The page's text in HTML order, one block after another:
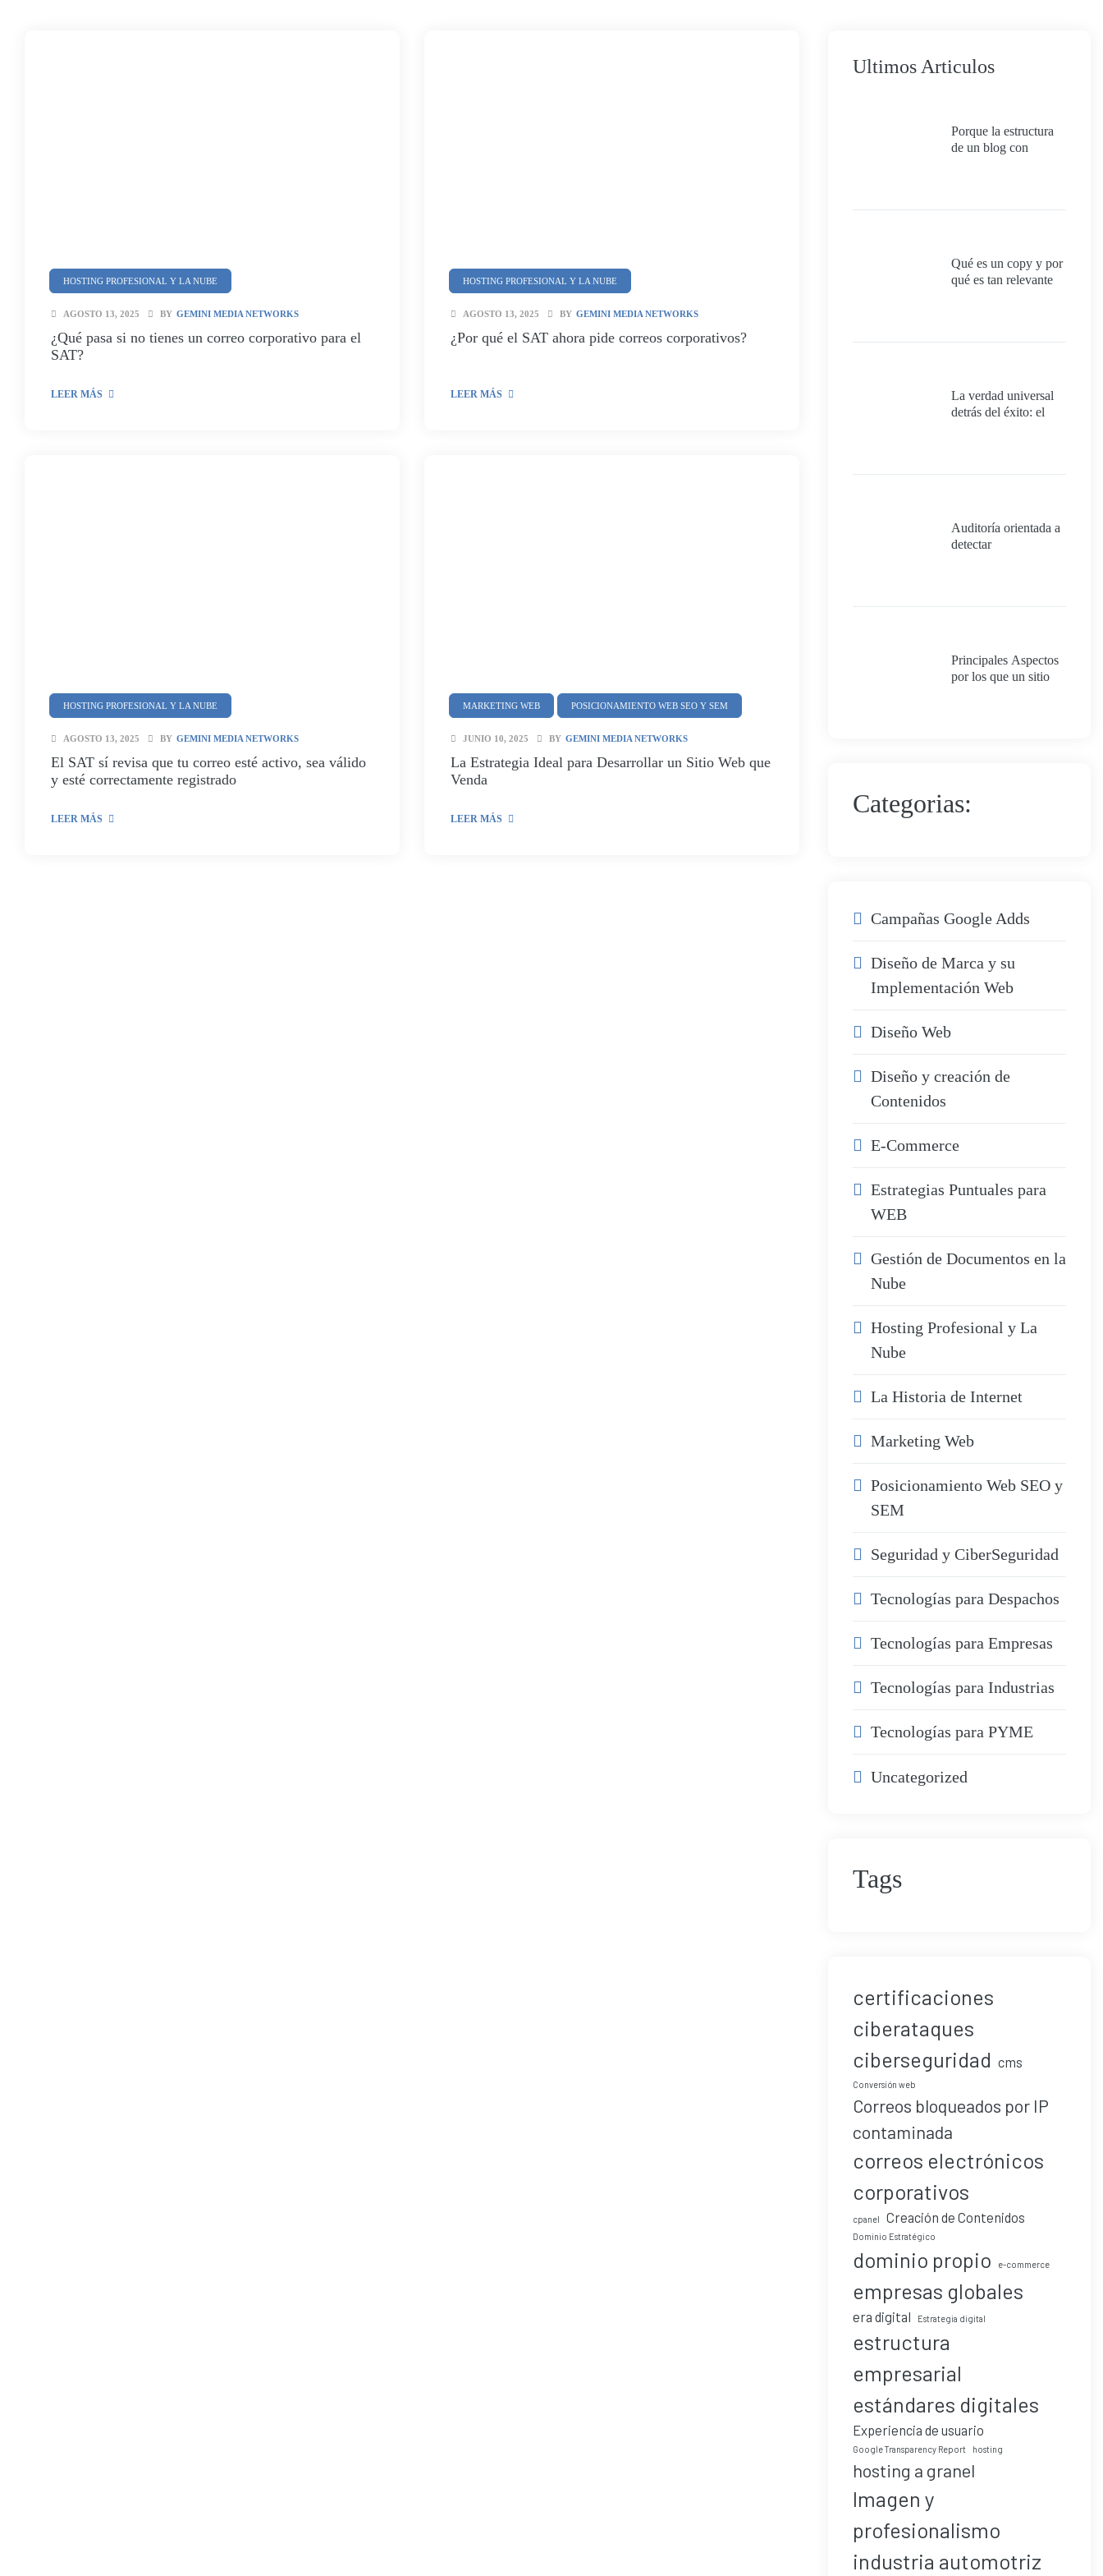
HOSTING PROFESIONAL Y LA NUBE
¿Qué pasa si no tienes un correo corporativo para el
SAT?
AGOSTO 13, 2025 BY GEMINI MEDIA NETWORKS
LEER MÁS
HOSTING PROFESIONAL Y LA NUBE
¿Por qué el SAT ahora pide correos corporativos?
AGOSTO 13, 2025 BY GEMINI MEDIA NETWORKS
LEER MÁS
HOSTING PROFESIONAL Y LA NUBE
El SAT sí revisa que tu correo esté activo, sea válido
y esté correctamente registrado
AGOSTO 13, 2025 BY GEMINI MEDIA NETWORKS
LEER MÁS
MARKETING WEB POSICIONAMIENTO WEB SEO Y SEM
La Estrategia Ideal para Desarrollar un Sitio Web que
Venda
JUNIO 10, 2025 BY GEMINI MEDIA NETWORKS
LEER MÁS
Ultimos Articulos
Porque la estructura
de un blog con
Qué es un copy y por
qué es tan relevante
La verdad universal
detrás del éxito: el
Auditoría orientada a
detectar
para ser 100%
exitoso.
Principales Aspectos
por los que un sitio
Categorias:
Campañas Google Adds
Diseño de Marca y su
Implementación Web
Diseño Web
Diseño y creación de
Contenidos
E-Commerce
Estrategias Puntuales para
WEB
Gestión de Documentos en la
Nube
Hosting Profesional y La
Nube
La Historia de Internet
Marketing Web
Posicionamiento Web SEO y
SEM
Seguridad y CiberSeguridad
Tecnologías para Despachos
Tecnologías para Empresas
Tecnologías para Industrias
Tecnologías para PYME
Uncategorized
Tags
certificaciones
ciberataques
ciberseguridad cms
Conversión web
Correos bloqueados por IP
contaminada
correos electrónicos
corporativos
cpanel Creación de Contenidos
Dominio Estratégico
dominio propio e-commerce
empresas globales
era digital Estrategia digital
estructura
empresarial
estándares digitales
Experiencia de usuario
Google Transparency Report hosting
hosting a granel
Imagen y
profesionalismo
industria automotriz